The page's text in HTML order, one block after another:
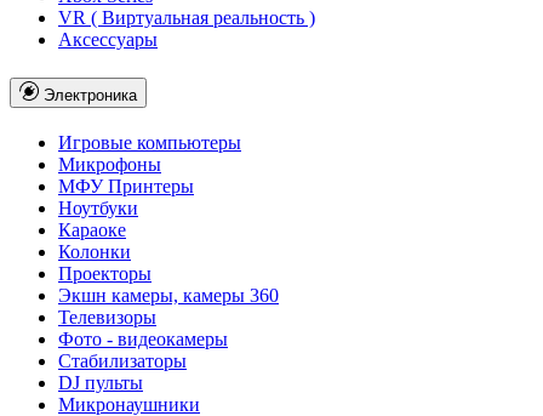
VR ( Виртуальная реальность )
Аксессуары
Электроника
Игровые компьютеры
Микрофоны
МФУ Принтеры
Ноутбуки
Караоке
Колонки
Проекторы
Экшн камеры, камеры 360
Телевизоры
Фото - видеокамеры
Стабилизаторы
DJ пульты
Микронаушники